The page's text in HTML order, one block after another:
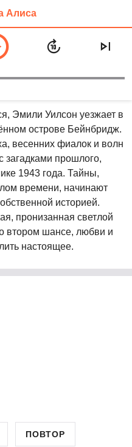
Алиса
в марте» —
Эмили Уилсон уезжает в
острове Бейнбридж.
весенних фиалок и волн
загадками прошлого,
1943 года. Тайны,
времени, начинают
историей.
пронизанная светлой
втором шансе, любви и
настоящее.
ПОВТОР